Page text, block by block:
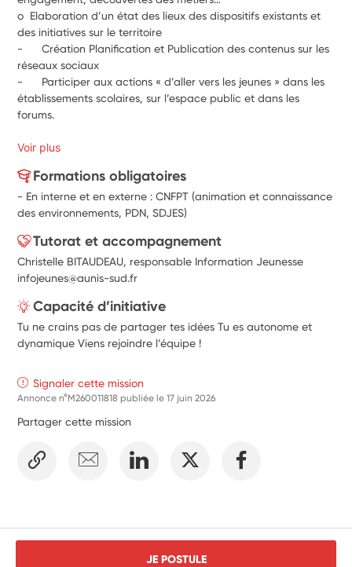
o Elaboration d’un état des lieux des dispositifs existants et
des initiatives sur le territoire
- Création Planification et Publication des contenus sur les
réseaux sociaux
- Participer aux actions « d’aller vers les jeunes » dans les
établissements scolaires, sur l’espace public et dans les
forums.
Voir plus
Formations obligatoires
- En interne et en externe : CNFPT (animation et connaissance
des environnements, PDN, SDJES)
Tutorat et accompagnement
Christelle BITAUDEAU, responsable Information Jeunesse
infojeunes@aunis-sud.fr
Capacité d’initiative
Tu ne crains pas de partager tes idées Tu es autonome et
dynamique Viens rejoindre l’équipe !
Signaler cette mission
Annonce n°M260011818 publiée le17 juin 2026
Partager cette mission
JE POSTULE